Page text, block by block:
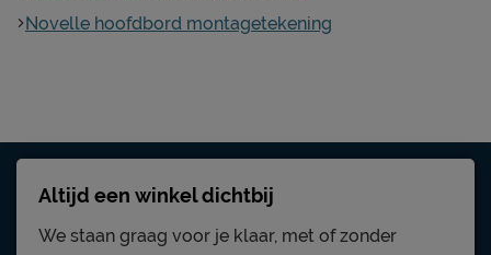
Stofgroep
Jeep
Uitvoering
Excl. matras en
Elektrisch verstelbare
bedbodem mogelijk?
Novelle hoofdbord montagetekening
Altijd een winkel dichtbij
We staan graag voor je klaar, met of zonder